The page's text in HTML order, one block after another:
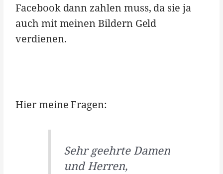
Facebook dann zahlen muss, da sie ja
auch mit meinen Bildern Geld
verdienen.
Hier meine Fragen:
Sehr geehrte Damen
und Herren,